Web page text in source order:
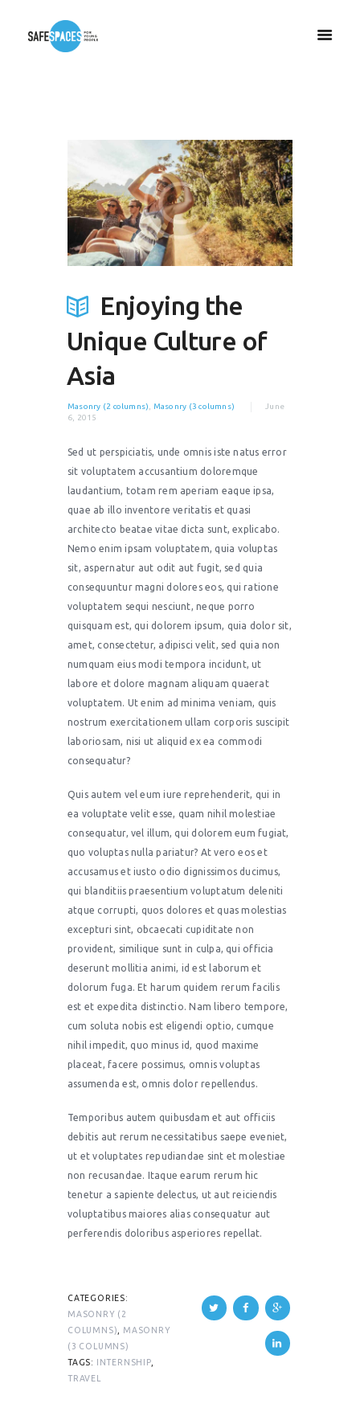
Enjoying the
Unique Culture of
Asia
Masonry (2 columns) Masonry (3 columns)
June
6, 2015
Sed ut perspiciatis, unde omnis iste natus error
sit voluptatem accusantium doloremque
laudantium, totam rem aperiam eaque ipsa,
quae ab illo inventore veritatis et quasi
architecto beatae vitae dicta sunt, explicabo.
Nemo enim ipsam voluptatem, quia voluptas
sit, aspernatur aut odit aut fugit, sed quia
consequuntur magni dolores eos, qui ratione
voluptatem sequi nesciunt, neque porro
quisquam est, qui dolorem ipsum, quia dolor sit,
amet, consectetur, adipisci velit, sed quia non
numquam eius modi tempora incidunt, ut
labore et dolore magnam aliquam quaerat
voluptatem. Ut enim ad minima veniam, quis
nostrum exercitationem ullam corporis suscipit
laboriosam, nisi ut aliquid ex ea commodi
consequatur?
Quis autem vel eum iure reprehenderit, qui in
ea voluptate velit esse, quam nihil molestiae
consequatur, vel illum, qui dolorem eum fugiat,
quo voluptas nulla pariatur? At vero eos et
accusamus et iusto odio dignissimos ducimus,
qui blanditiis praesentium voluptatum deleniti
atque corrupti, quos dolores et quas molestias
excepturi sint, obcaecati cupiditate non
provident, similique sunt in culpa, qui officia
deserunt mollitia animi, id est laborum et
dolorum fuga. Et harum quidem rerum facilis
est et expedita distinctio. Nam libero tempore,
cum soluta nobis est eligendi optio, cumque
nihil impedit, quo minus id, quod maxime
placeat, facere possimus, omnis voluptas
assumenda est, omnis dolor repellendus.
Temporibus autem quibusdam et aut officiis
debitis aut rerum necessitatibus saepe eveniet,
ut et voluptates repudiandae sint et molestiae
non recusandae. Itaque earum rerum hic
tenetur a sapiente delectus, ut aut reiciendis
voluptatibus maiores alias consequatur aut
perferendis doloribus asperiores repellat.
CATEGORIES:
MASONRY (2
COLUMNS)
MASONRY
(3 COLUMNS)
TAGS:
INTERNSHIP,
TRAVEL